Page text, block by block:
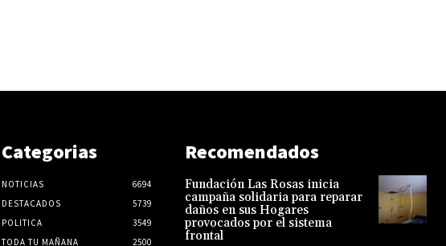
Categorias
NOTICIAS
6694
DESTACADOS
5739
POLITICA
3549
TODA TU MAÑANA
2500
Recomendados
Fundación Las Rosas inicia
campaña solidaria para reparar
daños en sus Hogares
provocados por el sistema
frontal